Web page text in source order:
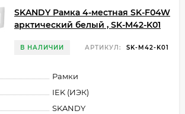
SKANDY Рамка 4-местная SK-F04W
арктический белый , SK-M42-K01
В НАЛИЧИИ АРТИКУЛ: SK-M42-K01
Рамки
IEK (ИЭК)
SKANDY